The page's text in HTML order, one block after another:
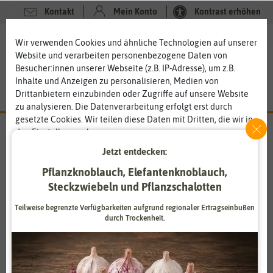
Kontakt Mein Konto Kontrast erhöhen
0 0
Erfurter Samen- und Pflanzenzucht GmbH mit
Tradition
N.L Chrestensen ist ein Unternehmen für Samen- und
eigener Züchtung und Produktion bietet. Bereits seit 1867
steht das Unternehmen für die Tradition des Erfurter
Gartenbaus. Im Jahr 1872 erschien der erste Versandkatalog
Wir verwenden Cookies und ähnliche Technologien auf unserer
Website und verarbeiten personenbezogene Daten von
Besucher:innen unserer Webseite (z.B. IP-Adresse), um z.B.
Inhalte und Anzeigen zu personalisieren, Medien von
Drittanbietern einzubinden oder Zugriffe auf unsere Website
zu analysieren. Die Datenverarbeitung erfolgt erst durch
gesetzte Cookies. Wir teilen diese Daten mit Dritten, die wir in
den Einstellungen benennen.
eines berechtigten Interesses erfolgen. Die Zustimmung kann
erteilt oder abgelehnt werden. Es besteht das Recht, nicht
einzuwilligen und die Einwilligung zu einem späteren
Informationen zur Verwendung personenbezogener Daten und
den Diensten erklären wir in unsererDaten­schutz­erklärung
Essenziell Statistik
Jetzt entdecken:
Pflanzknoblauch, Elefantenknoblauch,
Steckzwiebeln und Pflanzschalotten
Teilweise begrenzte Verfügbarkeiten aufgrund regionaler Ertragseinbußen
durch Trockenheit.